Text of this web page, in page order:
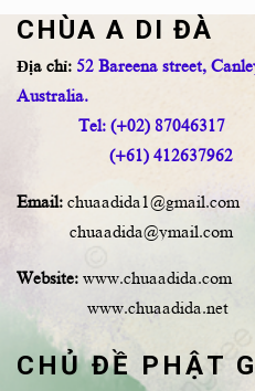
CHÙA A DI ĐÀ
Địa chỉ: 52 Bareena street,
Australia.
Tel: (+02) 87046317
(+61) 412637962
Email: chuaadida1@gmail.com
chuaadida@ymail.com
Website: www.chuaadida.com
www.chuaadida.net
CHỦ ĐỀ PHẬT